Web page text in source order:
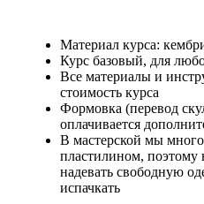
Материал курса:
Курс базовый, для
Все материалы и
стоимость курса
Формовка (перевод
оплачивается
В мастерской мы
пластилином, поэтому
надевать свободную
испачкать